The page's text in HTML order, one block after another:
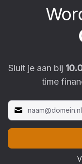
Sluit je aan bij
time